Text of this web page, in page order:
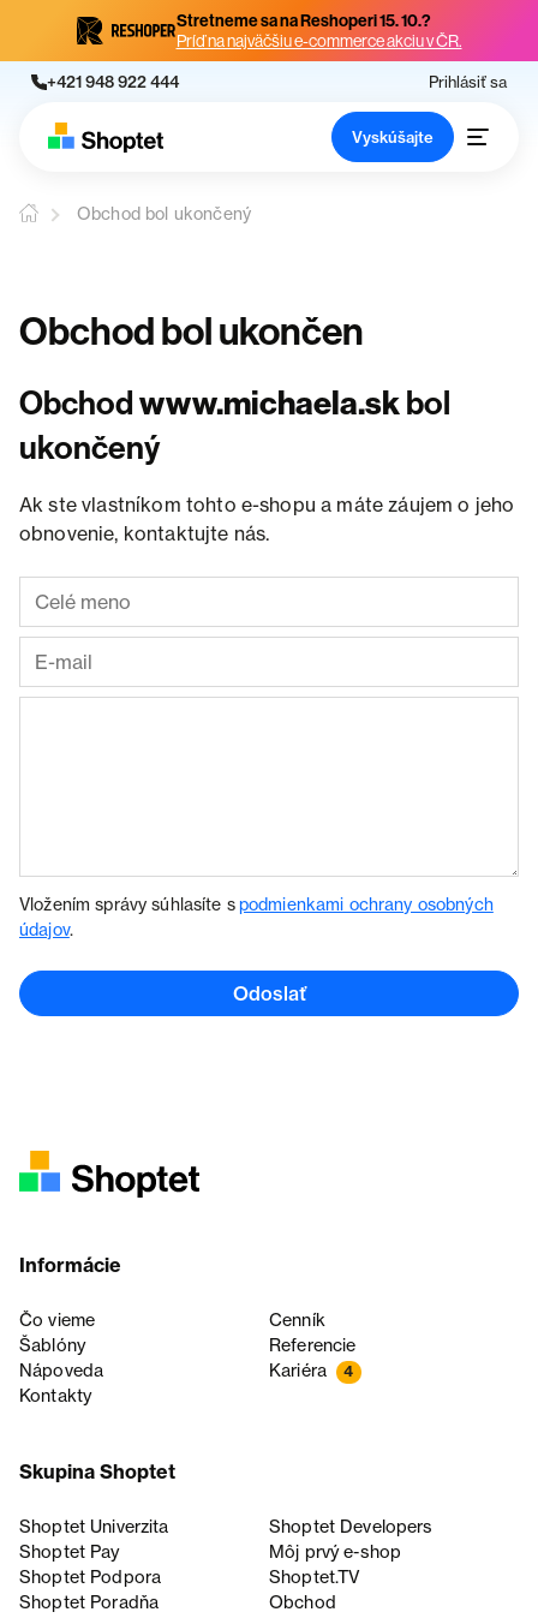
Stretneme sa na Reshoperi 15. 10.?
Príď na najväčšiu e-commerce akciu v ČR.
+421 948 922 444 Prihlásiť sa
Vyskúšajte
Obchod bol ukončený
Obchod bol ukončen
Obchodwww.michaela.skbol
ukončený
Ak ste vlastníkom tohto e-shopu a máte záujem o jeho
obnovenie, kontaktujte nás.
Vložením správy súhlasíte spodmienkami ochrany osobných
údajov.
Odoslať
Informácie
Čo vieme
Cenník
Šablóny
Referencie
Nápoveda
Kariéra 4
Kontakty
Skupina Shoptet
Shoptet Univerzita
Shoptet Developers
Shoptet Pay
Môj prvý e-shop
Shoptet Podpora
Shoptet.TV
Shoptet Poradňa
Obchod